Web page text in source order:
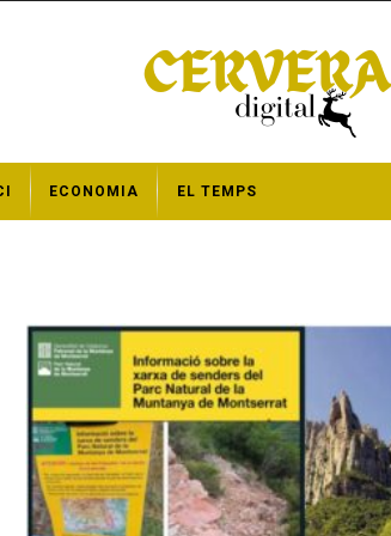
ECONOMIA EL TEMPS